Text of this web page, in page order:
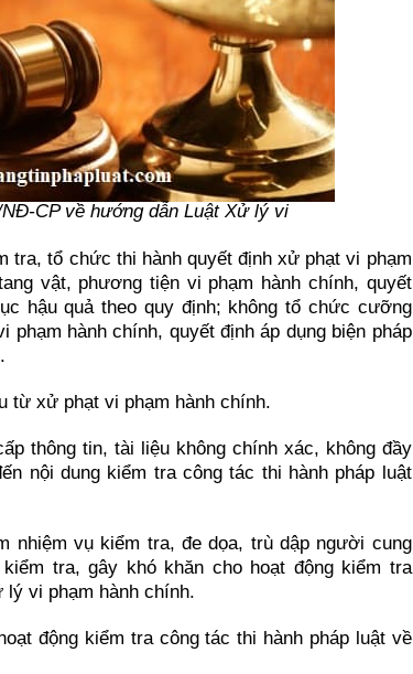
CP về hướng dẫn Luật Xử lý vi
tra, tổ chức thi hành quyết định xử phạt vi phạm
vật, phương tiện vi phạm hành chính, quyết
hậu quả theo quy định; không tổ chức cưỡng
phạm hành chính, quyết định áp dụng biện pháp
từ xử phạt vi phạm hành chính.
thông tin, tài liệu không chính xác, không đầy
nội dung kiểm tra công tác thi hành pháp luật
nhiệm vụ kiểm tra, đe dọa, trù dập người cung
tra, gây khó khăn cho hoạt động kiểm tra
lý vi phạm hành chính.
động kiểm tra công tác thi hành pháp luật về